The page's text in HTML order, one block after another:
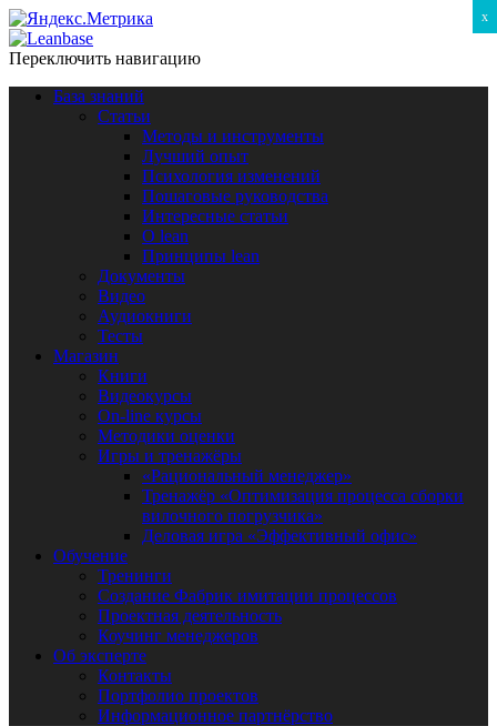
Переключить навигацию
База знаний
Статьи
Методы и инструменты
Лучший опыт
Психология изменений
Пошаговые руководства
Интересные статьи
O lean
Принципы lean
Документы
Видео
Аудиокниги
Тесты
Магазин
Книги
Видеокурсы
On-line курсы
Методики оценки
Игры и тренажёры
«Рациональный менеджер»
Тренажёр «Оптимизация процесса сборки
вилочного погрузчика»
Деловая игра «Эффективный офис»
Обучение
Тренинги
Создание Фабрик имитации процессов
Проектная деятельность
Коучинг менеджеров
Об эксперте
Контакты
Портфолио проектов
Информационное партнёрство
x